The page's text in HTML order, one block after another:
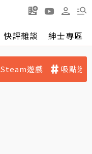
快評雜談 紳士專區
Steam遊戲 吸點迷